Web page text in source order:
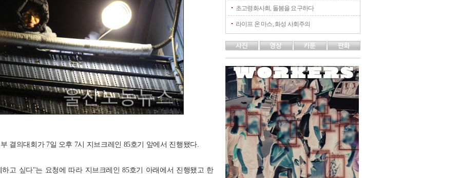
결의대회가 7일 오후 7시 지브크레인 85호기 앞에서 진행됐다.
고 싶다"는 요청에 따라 지브크레인 85호기 아래에서 진행됐고 한
초고령화사회, 돌봄을 요구하다
라이프 온 마스, 화성 사회주의